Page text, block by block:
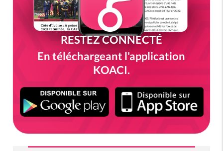
RESTEZ CONNECTÉ
En téléchargeant l'application
KOACI.